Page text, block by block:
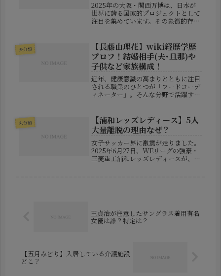
2025年の大阪・関西万博は、日本が
世界に誇る国家的プロジェクトとして
注目を集めています。その象徴的存在
子どもから大人までが笑顔で過ごす空
間となるはずでした。しかし、そん
な...
未分類
【長藤由理花】wiki経歴学歴
プロフ！結婚相手(夫･旦那)や
子供など家族構成！
近年、健康意識の高まりとともに注目
される職業のひとつが「フードコーデ
ィネーター」。そんな分野で活躍する
健康をテーマにした発信で多くの支持
を集めています。彼女の人生には、
誰...
未分類
【浦和レッズレディース】5人
大量離脱の理由なぜ？
女子サッカー界に激震が走りました。
2025年6月27日、WEリーグの強豪・
三菱重工浦和レッズレディースが、所
王貞治が注意したサングラス着用有名
女優は誰？特定は？
【五月みどり】入居している介護施設
どこ？